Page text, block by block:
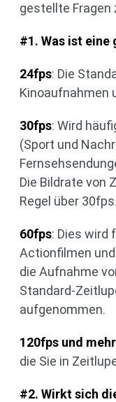
gestellte Fragen
#1. Was ist
24fps: Die
Kinoaufnahmen
30fps: Wird
(Sport und
Die Bildrate von
Regel über 30fps.
60fps: Dies wird
Actionfilmen
die Aufnahme
Standard-
aufgenommen.
120fps und mehr
die Sie in
#2. Wirkt sich